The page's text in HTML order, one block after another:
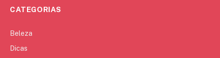
CATEGORIAS
Beleza
Dicas